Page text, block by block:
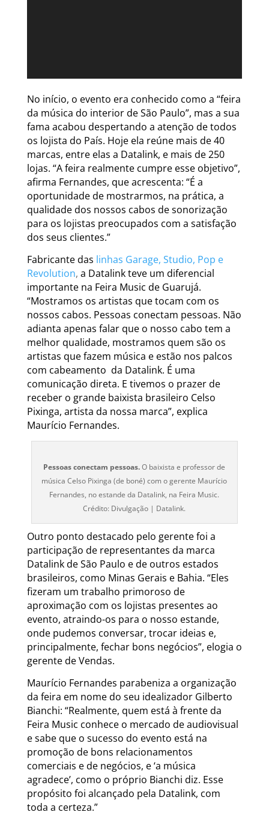
No início, o evento era conhecido como a “feira
da música do interior de São Paulo”, mas a sua
fama acabou despertando a atenção de todos
os lojista do País. Hoje ela reúne mais de 40
marcas, entre elas a Datalink, e mais de 250
lojas. “A feira realmente cumpre esse objetivo”,
afirma Fernandes, que acrescenta: “É a
oportunidade de mostrarmos, na prática, a
qualidade dos nossos cabos de sonorização
para os lojistas preocupados com a satisfação
dos seus clientes.”
Fabricante das linhas Garage, Studio, Pop e
Revolution, a Datalink teve um diferencial
importante na Feira Music de Guarujá.
“Mostramos os artistas que tocam com os
nossos cabos. Pessoas conectam pessoas. Não
adianta apenas falar que o nosso cabo tem a
melhor qualidade, mostramos quem são os
artistas que fazem música e estão nos palcos
com cabeamento da Datalink. É uma
comunicação direta. E tivemos o prazer de
receber o grande baixista brasileiro Celso
Pixinga, artista da nossa marca”, explica
Maurício Fernandes.
Pessoas conectam pessoas.O baixista e professor de
música Celso Pixinga (de boné) com o gerente Maurício
Fernandes, no estande da Datalink, na Feira Music.
Crédito: Divulgação | Datalink.
Outro ponto destacado pelo gerente foi a
participação de representantes da marca
Datalink de São Paulo e de outros estados
brasileiros, como Minas Gerais e Bahia. “Eles
fizeram um trabalho primoroso de
aproximação com os lojistas presentes ao
evento, atraindo-os para o nosso estande,
onde pudemos conversar, trocar ideias e,
principalmente, fechar bons negócios”, elogia o
gerente de Vendas.
Maurício Fernandes parabeniza a organização
da feira em nome do seu idealizador Gilberto
Bianchi: “Realmente, quem está à frente da
Feira Music conhece o mercado de audiovisual
e sabe que o sucesso do evento está na
promoção de bons relacionamentos
comerciais e de negócios, e ‘a música
agradece’, como o próprio Bianchi diz. Esse
propósito foi alcançado pela Datalink, com
toda a certeza.”